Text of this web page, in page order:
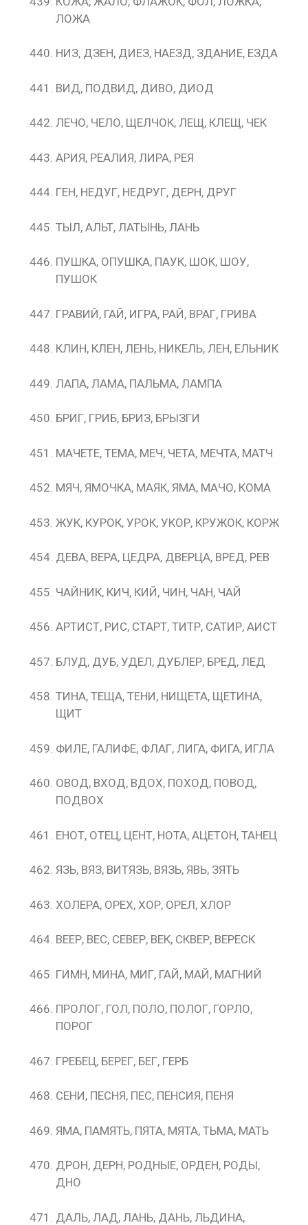
ЛОЖА
НИЗ, ДЗЕН, ДИЕЗ, НАЕЗД, ЗДАНИЕ, ЕЗДА
ВИД, ПОДВИД, ДИВО, ДИОД
ЛЕЧО, ЧЕЛО, ЩЕЛЧОК, ЛЕЩ, КЛЕЩ, ЧЕК
АРИЯ, РЕАЛИЯ, ЛИРА, РЕЯ
ГЕН, НЕДУГ, НЕДРУГ, ДЕРН, ДРУГ
ТЫЛ, АЛЬТ, ЛАТЫНЬ, ЛАНЬ
ПУШКА, ОПУШКА, ПАУК, ШОК, ШОУ,
ПУШОК
ГРАВИЙ, ГАЙ, ИГРА, РАЙ, ВРАГ, ГРИВА
КЛИН, КЛЕН, ЛЕНЬ, НИКЕЛЬ, ЛЕН, ЕЛЬНИК
ЛАПА, ЛАМА, ПАЛЬМА, ЛАМПА
БРИГ, ГРИБ, БРИЗ, БРЫЗГИ
МАЧЕТЕ, ТЕМА, МЕЧ, ЧЕТА, МЕЧТА, МАТЧ
МЯЧ, ЯМОЧКА, МАЯК, ЯМА, МАЧО, КОМА
ЖУК, КУРОК, УРОК, УКОР, КРУЖОК, КОРЖ
ДЕВА, ВЕРА, ЦЕДРА, ДВЕРЦА, ВРЕД, РЕВ
ЧАЙНИК, КИЧ, КИЙ, ЧИН, ЧАН, ЧАЙ
АРТИСТ, РИС, СТАРТ, ТИТР, САТИР, АИСТ
БЛУД, ДУБ, УДЕЛ, ДУБЛЕР, БРЕД, ЛЕД
ТИНА, ТЕЩА, ТЕНИ, НИЩЕТА, ЩЕТИНА,
ЩИТ
ФИЛЕ, ГАЛИФЕ, ФЛАГ, ЛИГА, ФИГА, ИГЛА
ОВОД, ВХОД, ВДОХ, ПОХОД, ПОВОД,
ПОДВОХ
ЕНОТ, ОТЕЦ, ЦЕНТ, НОТА, АЦЕТОН, ТАНЕЦ
ЯЗЬ, ВЯЗ, ВИТЯЗЬ, ВЯЗЬ, ЯВЬ, ЗЯТЬ
ХОЛЕРА, ОРЕХ, ХОР, ОРЕЛ, ХЛОР
ВЕЕР, ВЕС, СЕВЕР, ВЕК, СКВЕР, ВЕРЕСК
ГИМН, МИНА, МИГ, ГАЙ, МАЙ, МАГНИЙ
ПРОЛОГ, ГОЛ, ПОЛО, ПОЛОГ, ГОРЛО,
ПОРОГ
ГРЕБЕЦ, БЕРЕГ, БЕГ, ГЕРБ
СЕНИ, ПЕСНЯ, ПЕС, ПЕНСИЯ, ПЕНЯ
ЯМА, ПАМЯТЬ, ПЯТА, МЯТА, ТЬМА, МАТЬ
ДРОН, ДЕРН, РОДНЫЕ, ОРДЕН, РОДЫ,
ДНО
ДАЛЬ, ЛАД, ЛАНЬ, ДАНЬ, ЛЬДИНА,